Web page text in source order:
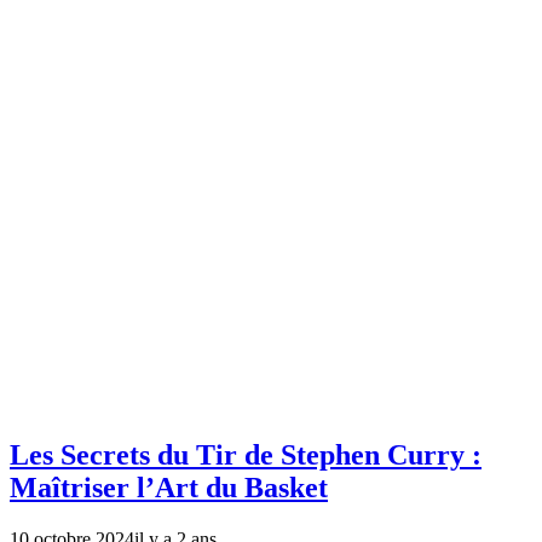
Les Secrets du Tir de Stephen Curry :
Maîtriser l’Art du Basket